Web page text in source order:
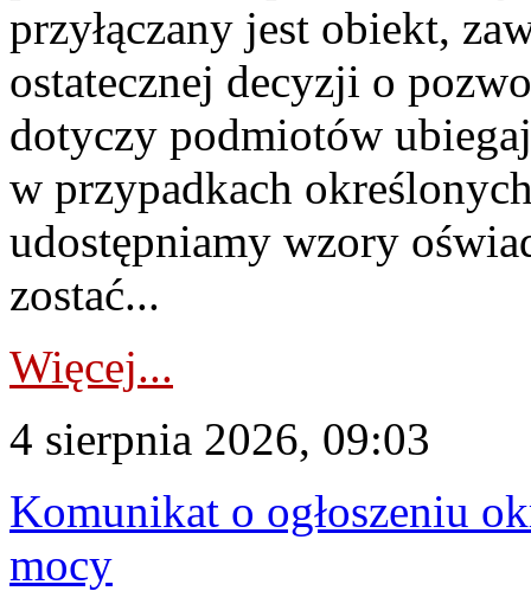
przyłączany jest obiekt,
ostatecznej decyzji o
dotyczy podmiotów
w przypadkach
udostępniamy wzory
zostać...
Więcej...
4 sierpnia 2026, 09:03
Komunikat o ogłoszeniu
mocy